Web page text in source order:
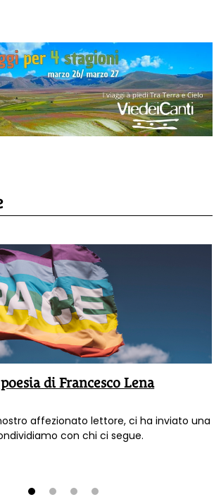
di Francesco Lena
affezionato lettore, ci ha inviato una
con chi ci segue.